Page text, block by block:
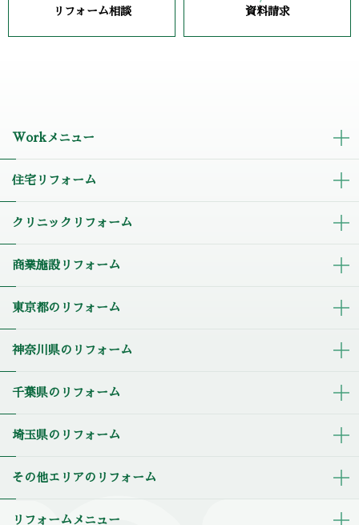
リフォーム相談 資料請求
Workメニュー
住宅リフォーム
クリニックリフォーム
商業施設リフォーム
東京都のリフォーム
神奈川県のリフォーム
千葉県のリフォーム
埼玉県のリフォーム
その他エリアのリフォーム
リフォームメニュー